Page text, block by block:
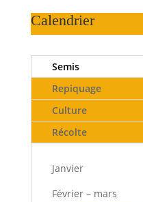
Calendrier
Semis
Repiquage
Culture
Récolte
Janvier
Février – mars